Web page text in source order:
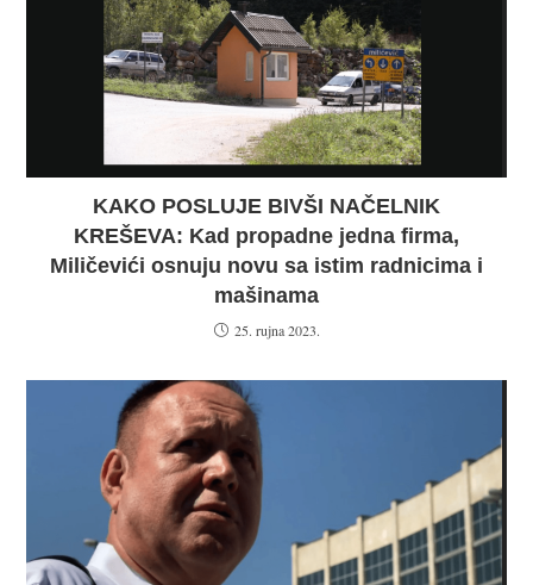
KAKO POSLUJE BIVŠI NAČELNIK
KREŠEVA: Kad propadne jedna firma,
Miličevići osnuju novu sa istim radnicima i
mašinama
25. rujna 2023.